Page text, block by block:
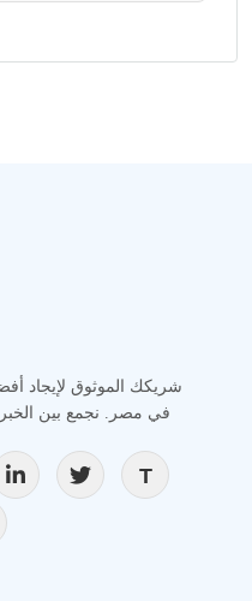
شريكك الموثوق لإيجاد
في مصر. نجمع بين